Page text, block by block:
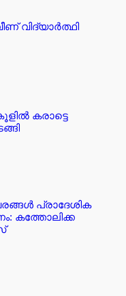
വിദ്യാര്‍ത്ഥി
കരാട്ടെ
പ്രാദേശിക
കത്തോലിക്ക